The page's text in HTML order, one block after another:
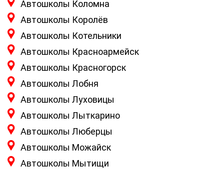
Автошколы Коломна
Автошколы Королёв
Автошколы Котельники
Автошколы Красноармейск
Автошколы Красногорск
Автошколы Лобня
Автошколы Луховицы
Автошколы Лыткарино
Автошколы Люберцы
Автошколы Можайск
Автошколы Мытищи